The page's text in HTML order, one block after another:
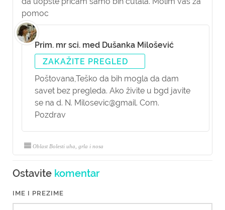
pomoc
Prim. mr sci. med Dušanka Milošević
ZAKAŽITE PREGLED
Poštovana,Teško da bih mogla da dam
savet bez pregleda. Ako živite u bgd javite
se na d. N. Milosevic@gmail. Com.
Pozdrav
Oblast Bolesti uha, grla i nosa
Ostavite komentar
IME I PREZIME